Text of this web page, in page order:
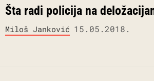
Šta radi policija na
Miloš Janković 15.05.2018.